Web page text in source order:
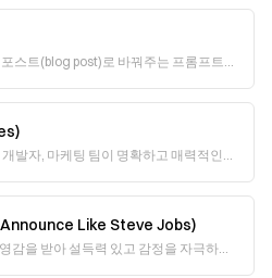
스트(blog post)로 바꿔주는 프롬프트
발자, 마케팅 팀이 명확하고 매력적인
Like Steve Jobs)
감을 받아 설득력 있고 감정을 자극하는